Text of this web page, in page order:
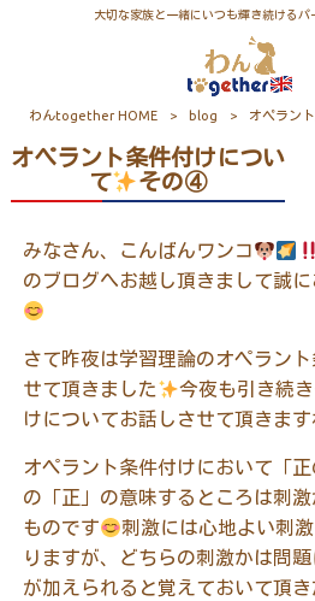
大切な家族と一緒にいつも輝き続ける
わんtogether HOME > blog > オペラン
オペラント条件付けについ
て
その④
みなさん、こんばんワンコ
のブログへお越し頂きまして誠
さて昨夜は学習理論のオペラン
せて頂きました
今夜も引き続
けについてお話しさせて頂きます
オペラント条件付けにおいて「正
の「正」の意味するところは刺
ものです
刺激には心地よい刺
りますが、どちらの刺激かは問
が加えられると覚えておいて頂